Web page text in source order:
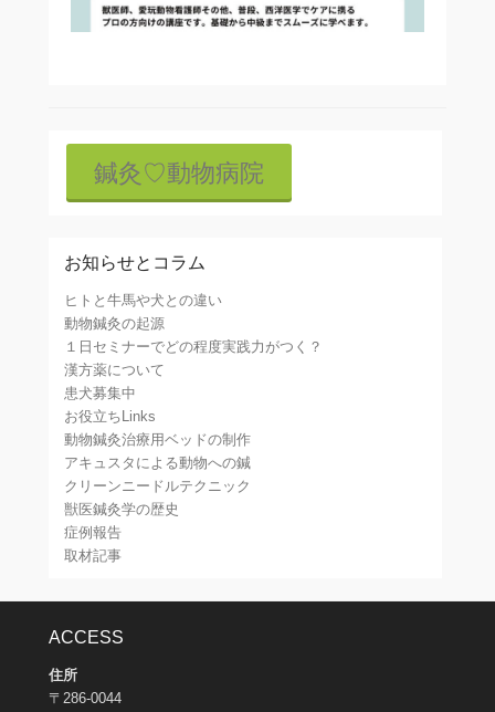
鍼灸♡動物病院
お知らせとコラム
ヒトと牛馬や犬との違い
動物鍼灸の起源
１日セミナーでどの程度実践力がつく？
漢方薬について
患犬募集中
お役立ちLinks
動物鍼灸治療用ベッドの制作
アキュスタによる動物への鍼
クリーンニードルテクニック
獣医鍼灸学の歴史
症例報告
取材記事
ACCESS
住所
〒286-0044